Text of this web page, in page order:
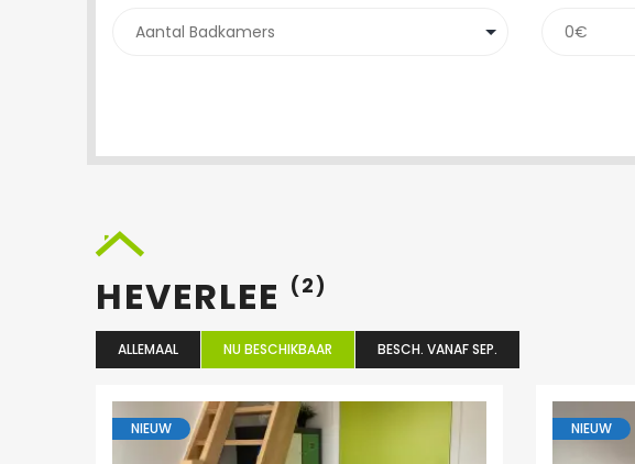
HEVERLEE (2)
ALLEMAAL NU BESCHIKBAAR BESCH. VANAF SEP.
NIEUW NIEUW